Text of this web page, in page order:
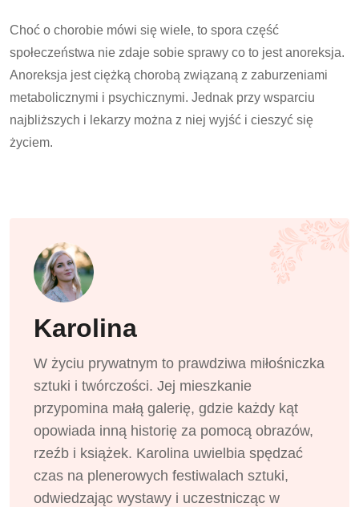
Choć o chorobie mówi się wiele, to spora część
społeczeństwa nie zdaje sobie sprawy co to jest anoreksja.
Anoreksja jest ciężką chorobą związaną z zaburzeniami
metabolicznymi i psychicznymi. Jednak przy wsparciu
najbliższych i lekarzy można z niej wyjść i cieszyć się
życiem.
Karolina
W życiu prywatnym to prawdziwa miłośniczka
sztuki i twórczości. Jej mieszkanie
przypomina małą galerię, gdzie każdy kąt
opowiada inną historię za pomocą obrazów,
rzeźb i książek. Karolina uwielbia spędzać
czas na plenerowych festiwalach sztuki,
odwiedzając wystawy i uczestnicząc w